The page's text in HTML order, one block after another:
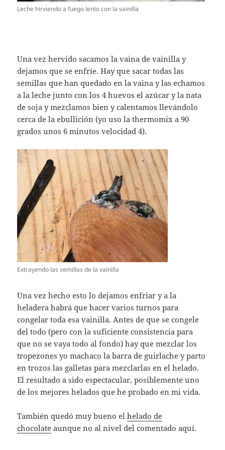
Leche hirviendo a fuego lento con la vainilla
Una vez hervido sacamos la vaina de vainilla y
dejamos que se enfríe. Hay que sacar todas las
semillas que han quedado en la vaina y las echamos
a la leche junto con los 4 huevos el azúcar y la nata
de soja y mezclamos bien y calentamos llevándolo
cerca de la ebullición (yo uso la thermomix a 90
grados unos 6 minutos velocidad 4).
Extrayendo las semillas de la vainilla
Una vez hecho esto lo dejamos enfriar y a la
heladera habrá que hacer varios turnos para
congelar toda esa vainilla. Antes de que se congele
del todo (pero con la suficiente consistencia para
que no se vaya todo al fondo) hay que mezclar los
tropezones yo machaco la barra de guirlache y parto
en trozos las galletas para mezclarlas en el helado.
El resultado a sido espectacular, posiblemente uno
de los mejores helados que he probado en mi vida.
También quedó muy bueno elhelado de
chocolate aunque no al nivel del comentado aquí.